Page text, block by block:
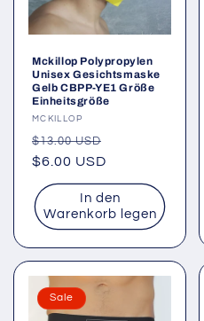
Mckillop Polypropylen
Unisex Gesichtsmaske
Gelb CBPP-YE1 Größe
Einheitsgröße
Anbieter:
MCKILLOP
Normaler
Preis
$13.00 USD
$6.00 USD
In den
Warenkorb legen
Sale